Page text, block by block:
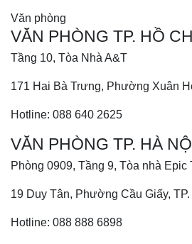
Văn phòng
VĂN PHÒNG TP. HỒ
Tầng 10, Tòa Nhà A&T
171 Hai Bà Trưng, Phường Xuân
Hotline: 088 640 2625
VĂN PHÒNG TP. HÀ
Phòng 0909, Tầng 9, Tòa nhà Epic
19 Duy Tân, Phường Cầu Giấy,
Hotline: 088 888 6898